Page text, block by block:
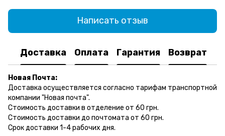
Написать отзыв
Доставка Оплата Гарантия Возврат
Новая Почта:
Доставка осуществляется согласно тарифам транспортной
компании "Новая почта".
Стоимость доставки в отделение от 60 грн.
Стоимость доставки до почтомата от 60 грн.
Срок доставки 1-4 рабочих дня.